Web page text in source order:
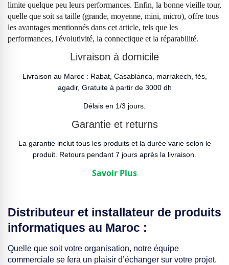
limite quelque peu leurs performances. Enfin, la bonne vieille tour,
quelle que soit sa taille (grande, moyenne, mini, micro), offre tous
les avantages mentionnés dans cet article, tels que les
performances, l'évolutivité, la connectique et la réparabilité.
Livraison à domicile
Livraison au Maroc : Rabat, Casablanca, marrakech, fès,
agadir, Gratuite à partir de 3000 dh
Délais en 1/3 jours.
Garantie et returns
La garantie inclut tous les produits et la durée varie selon le
produit. Retours pendant 7 jours après la livraison.
Savoir Plus
Distributeur et installateur de produits
informatiques au Maroc :
Quelle que soit votre organisation, notre équipe
commerciale se fera un plaisir d’échanger sur votre projet.